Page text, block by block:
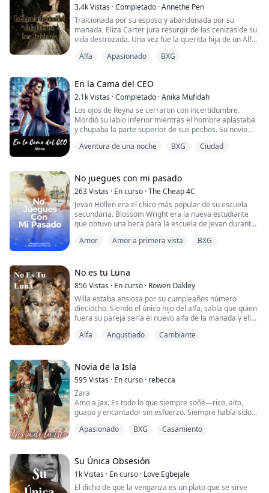
Me arrastró hasta su coche, arrojándome al asiento
trasero. Se subió enci...
3.4kVistas ·Completado ·Annethe Pen
Traicionada por su esposo y abandonada por su
manada, Eliza Carter jura resurgir de las cenizas de su
vida destrozada. Una vez fue la querida hija de un Alfa,
aquellos que la lastimaron lo lamenten.
su vínculo con el hombre que la traicionó, un príncipe
licántropo magnético aparece—su com...
Alfa Apasionado BXG
En la Cama del CEO
2.1kVistas ·Completado ·Anika Mufidah
Los ojos de Reyna se cerraron con incertidumbre.
Mordió su labio inferior mientras el hombre aplastaba
y chupaba la parte superior de sus pechos. Su novio
desconocida para ella, pero la sensación era
preliminares de manera casual. Reyna gimió cuando el
bes...
Aventura de una noche BXG Ciudad
No juegues con mi pasado
263Vistas · En curso ·The Cheap 4C
Jevan Hollen era el chico más popular de su escuela
secundaria. Blossom Wright era la nueva estudiante
que obtuvo una beca para la escuela de Jevan durante
le gustaba de inmediato, aunque los amigos que hizo
reina'. Pero Jevan y Blossom se ...
Amor Amor a primera vista BXG
No es tu Luna
856Vistas · En curso · Rowen Oakley
Willa estaba ansiosa por su cumpleaños número
dieciocho. Siendo el único hijo del alfa, sabía que quien
fuera su pareja sería el nuevo alfa de la manada y ellos
problema era que Willa sabía que ser la Luna de
de que esta verdad saliera a la lu...
Alfa Angustiado Cambiante
Novia de la Isla
595Vistas · En curso · rebecca
Zara
Amo a Jax. Es todo lo que siempre soñé—rico, alto,
guapo y encantador sin esfuerzo. Siempre había sido
había importado realmente. Estábamos celebrando
abuela había muerto. Ella era mi única familia, mi roca.
En un instante, el peso del m...
Apasionado BXG Casamiento
Su Única Obsesión
1kVistas · En curso · Love Egbejale
El dicho de que la venganza es un plato que se sirve